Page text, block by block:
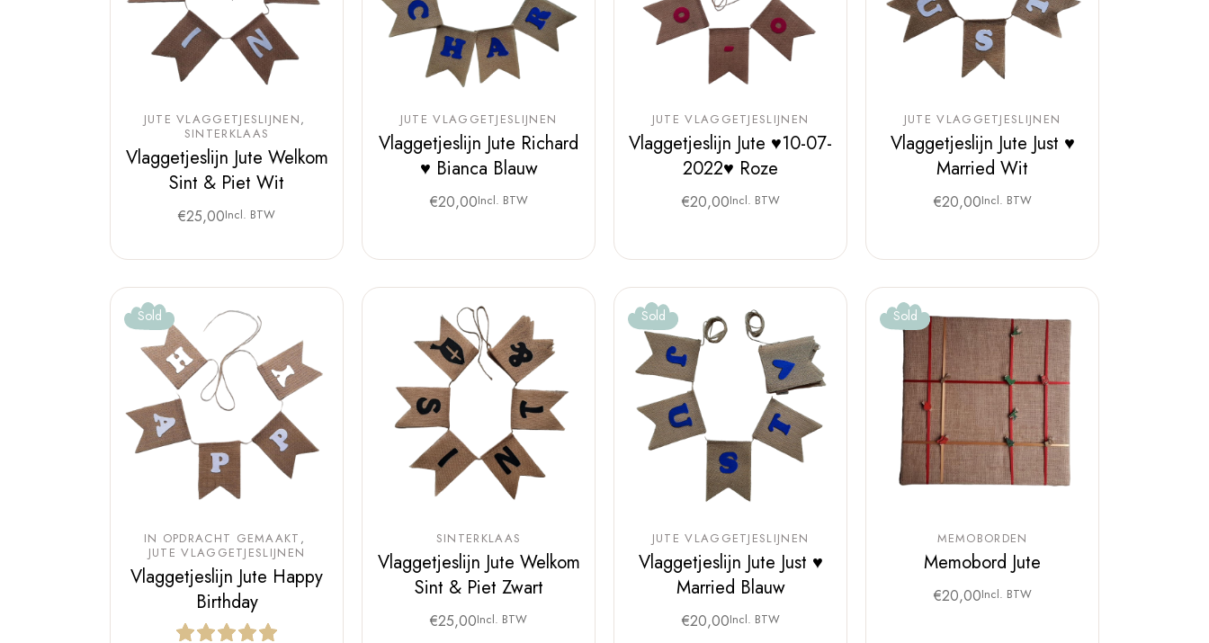
JUTE VLAGGETJESLIJNEN
SINTERKLAAS
Vlaggetjeslijn Jute Welkom
Sint & Piet Wit
€25,00Incl. BTW
JUTE VLAGGETJESLIJNEN
Vlaggetjeslijn Jute Richard
♥ Bianca Blauw
€20,00Incl. BTW
JUTE VLAGGETJESLIJNEN
Vlaggetjeslijn Jute ♥10-07-
2022♥ Roze
€20,00Incl. BTW
JUTE VLAGGETJESLIJNEN
Vlaggetjeslijn Jute Just ♥
Married Wit
€20,00Incl. BTW
Sold
IN OPDRACHT GEMAAKT
JUTE VLAGGETJESLIJNEN
Vlaggetjeslijn Jute Happy
Birthday
SINTERKLAAS
Vlaggetjeslijn Jute Welkom
Sint & Piet Zwart
€25,00Incl. BTW
Sold
JUTE VLAGGETJESLIJNEN
Vlaggetjeslijn Jute Just ♥
Married Blauw
€20,00Incl. BTW
Sold
MEMOBORDEN
Memobord Jute
€20,00Incl. BTW